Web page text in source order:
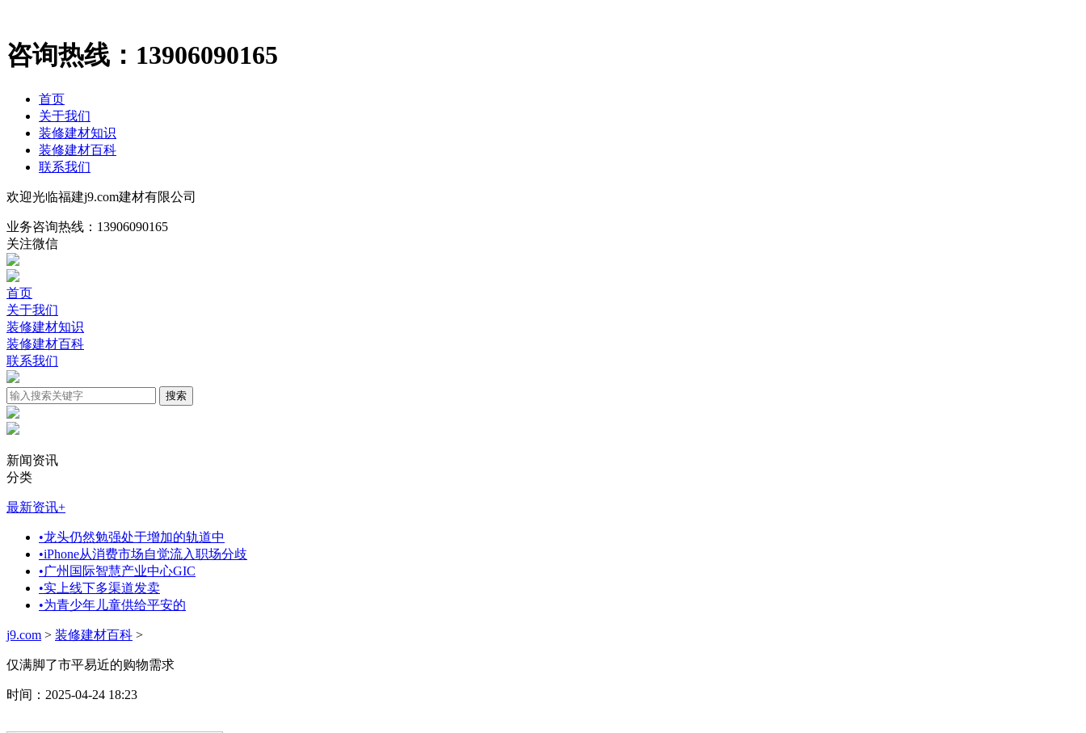
咨询热线： 13906090165
首页
关于我们
装修建材知识
装修建材百科
联系我们
欢迎光临福建j9.com建材有限公司
业务咨询热线： 13906090165
关注微信
首页
关于我们
装修建材知识
装修建材百科
联系我们
新闻资讯
分类
最新资讯+
•龙头仍然勉强处于增加的轨道中
•iPhone从消费市场自觉流入职场分歧
•广州国际智慧产业中心GIC
•实上线下多渠道发卖
•为青少年儿童供给平安的
j9.com > 装修建材百科 >
仅满脚了市平易近的购物需求
时间：2025-04-24 18:23